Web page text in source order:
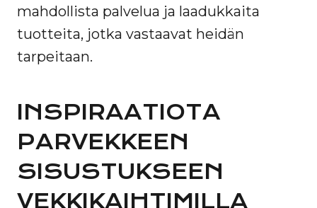
mahdollista palvelua ja laadukkaita
tuotteita, jotka vastaavat heidän
tarpeitaan.
INSPIRAATIOTA
PARVEKKEEN
SISUSTUKSEEN
VEKKIKAIHTIMILLA